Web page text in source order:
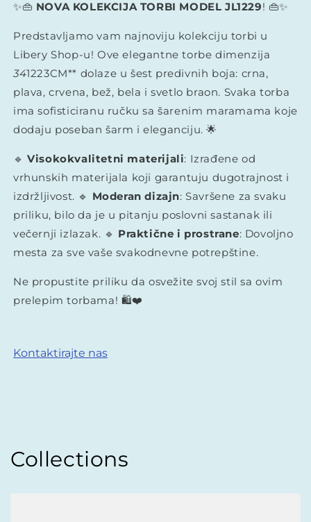
✨👜 NOVA KOLEKCIJA TORBI MODELJL1229! 👜✨
Predstavljamo vam najnoviju kolekciju torbi u
Libery Shop-u! Ove elegantne torbe dimenzija
341223CM** dolaze u šest predivnih boja: crna,
plava, crvena, bež, bela i svetlo braon. Svaka torba
ima sofisticiranu ručku sa šarenim maramama koje
dodaju poseban šarm i eleganciju. 🌟
🔹Visokokvalitetni materijali: Izrađene od
vrhunskih materijala koji garantuju dugotrajnost i
izdržljivost. 🔹 Moderan dizajn: Savršene za svaku
priliku, bilo da je u pitanju poslovni sastanak ili
večernji izlazak. 🔹 Praktične i prostrane: Dovoljno
mesta za sve vaše svakodnevne potrepštine.
Ne propustite priliku da osvežite svoj stil sa ovim
prelepim torbama! 🛍️❤️
Kontaktirajte nas
Collections